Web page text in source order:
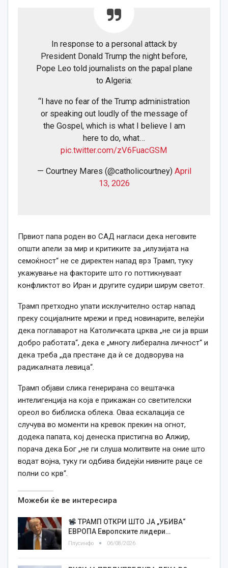
In response to a personal attack by
President Donald Trump the night before,
Pope Leo told journalists on the papal plane
to Algeria:
“I have no fear of the Trump administration
or speaking out loudly of the message of
the Gospel, which is what I believe I am
here to do, what…
pic.twitter.com/zV6FuacGSM
— Courtney Mares (@catholicourtney) April
13, 2026
Првиот папа роден во САД нагласи дека неговите
општи апели за мир и критиките за „илузијата на
семоќност“ не се директен напад врз Трамп, туку
укажување на факторите што го поттикнуваат
конфликтот во Иран и другите судири ширум светот.
Трамп претходно упати исклучително остар напад
преку социјалните мрежи и пред новинарите, велејќи
дека поглаварот на Католичката црква „не си ја врши
добро работата“, дека е „многу либерална личност“ и
дека треба „да престане да ѝ се додворува на
радикалната левица“.
Трамп објави слика генерирана со вештачка
интелигенција на која е прикажан со светителски
ореол во библиска облека. Оваа ескалација се
случува во моменти на кревок прекин на огнот,
додека папата, кој денеска пристигна во Алжир,
порача дека Бог „не ги слуша молитвите на оние што
водат војна, туку ги одбива бидејќи нивните раце се
полни со крв“.
Можеби ќе ве интересира
ТРАМП ОТКРИ ШТО ЈА „УБИВА“
ЕВРОПА Европските лидери…
Плусинфо 06/08/2026